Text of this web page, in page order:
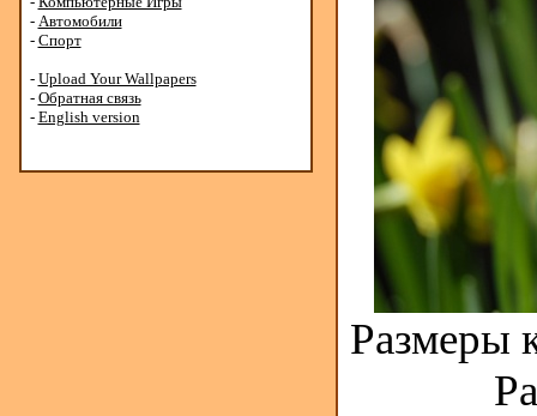
- Автомобили
- Спорт
- Upload Your Wallpapers
- Обратная связь
- English version
Размеры